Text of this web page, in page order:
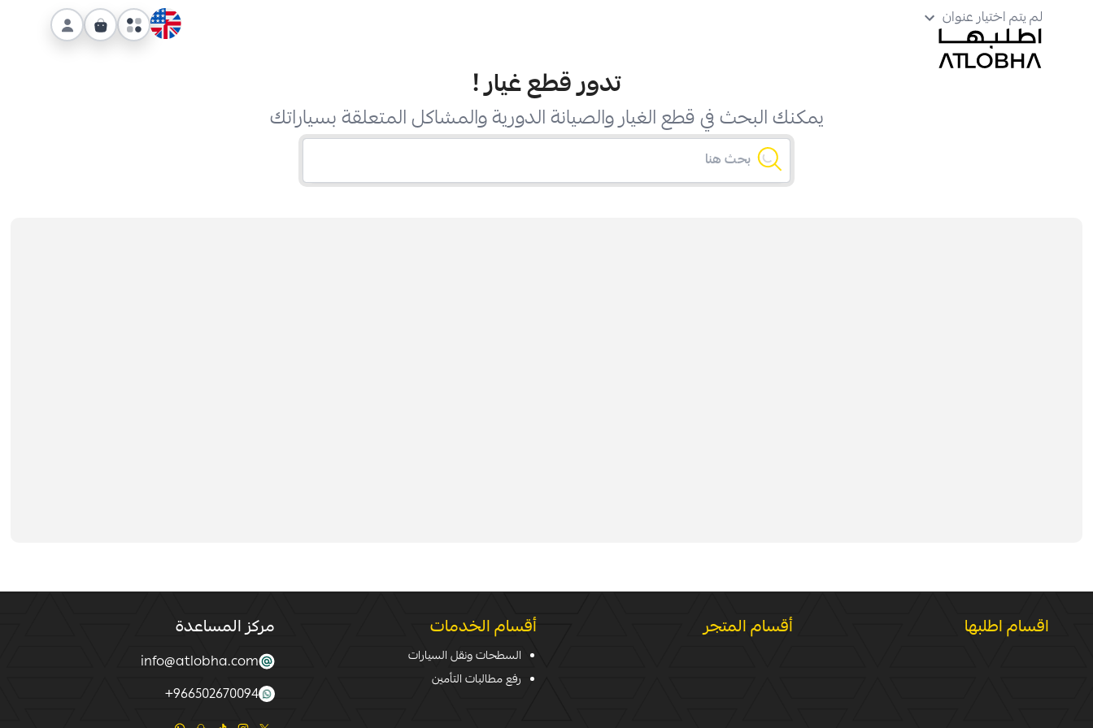
لم يتم اختيار عنوان
تدور قطع غيار!
يمكنك البحث في قطع الغيار والصيانة الدورية والمشاكل المتعلقة بسياراتك
اقسام اطلبها أقسام المتجر أقسام الخدمات
السطحات ونقل السيارات
رفع مطالبات التأمين
مركز المساعدة
info@atlobha.com
966502670094
+